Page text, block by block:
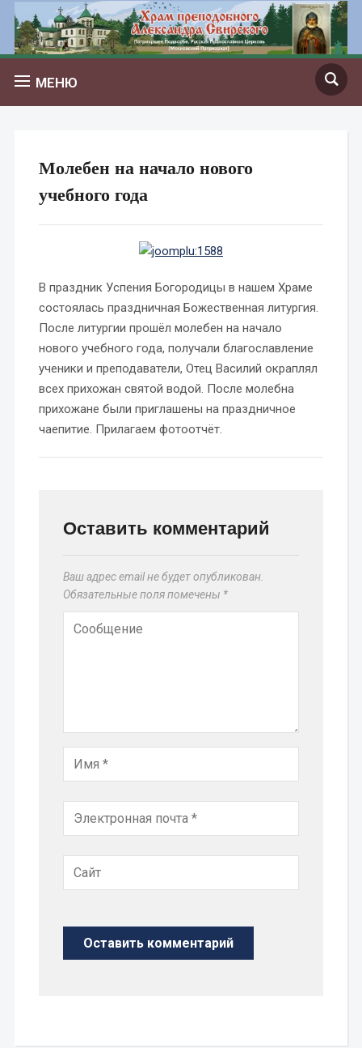
МЕНЮ
Молебен на начало нового
учебного года
В праздник Успения Богородицы в нашем Храме
состоялась праздничная Божественная литургия.
После литургии прошёл молебен на начало
нового учебного года, получали благославление
ученики и преподаватели, Отец Василий окраплял
всех прихожан святой водой. После молебна
прихожане были приглашены на праздничное
чаепитие. Прилагаем фотоотчёт.
Оставить комментарий
Ваш адрес email не будет опубликован.
Обязательные поля помечены *